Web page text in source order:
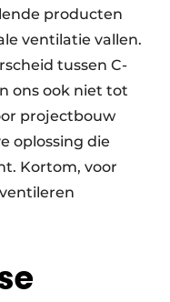
producten
ventilatie vallen.
tussen C-
ons ook niet tot
projectbouw
oplossing die
Kortom, voor